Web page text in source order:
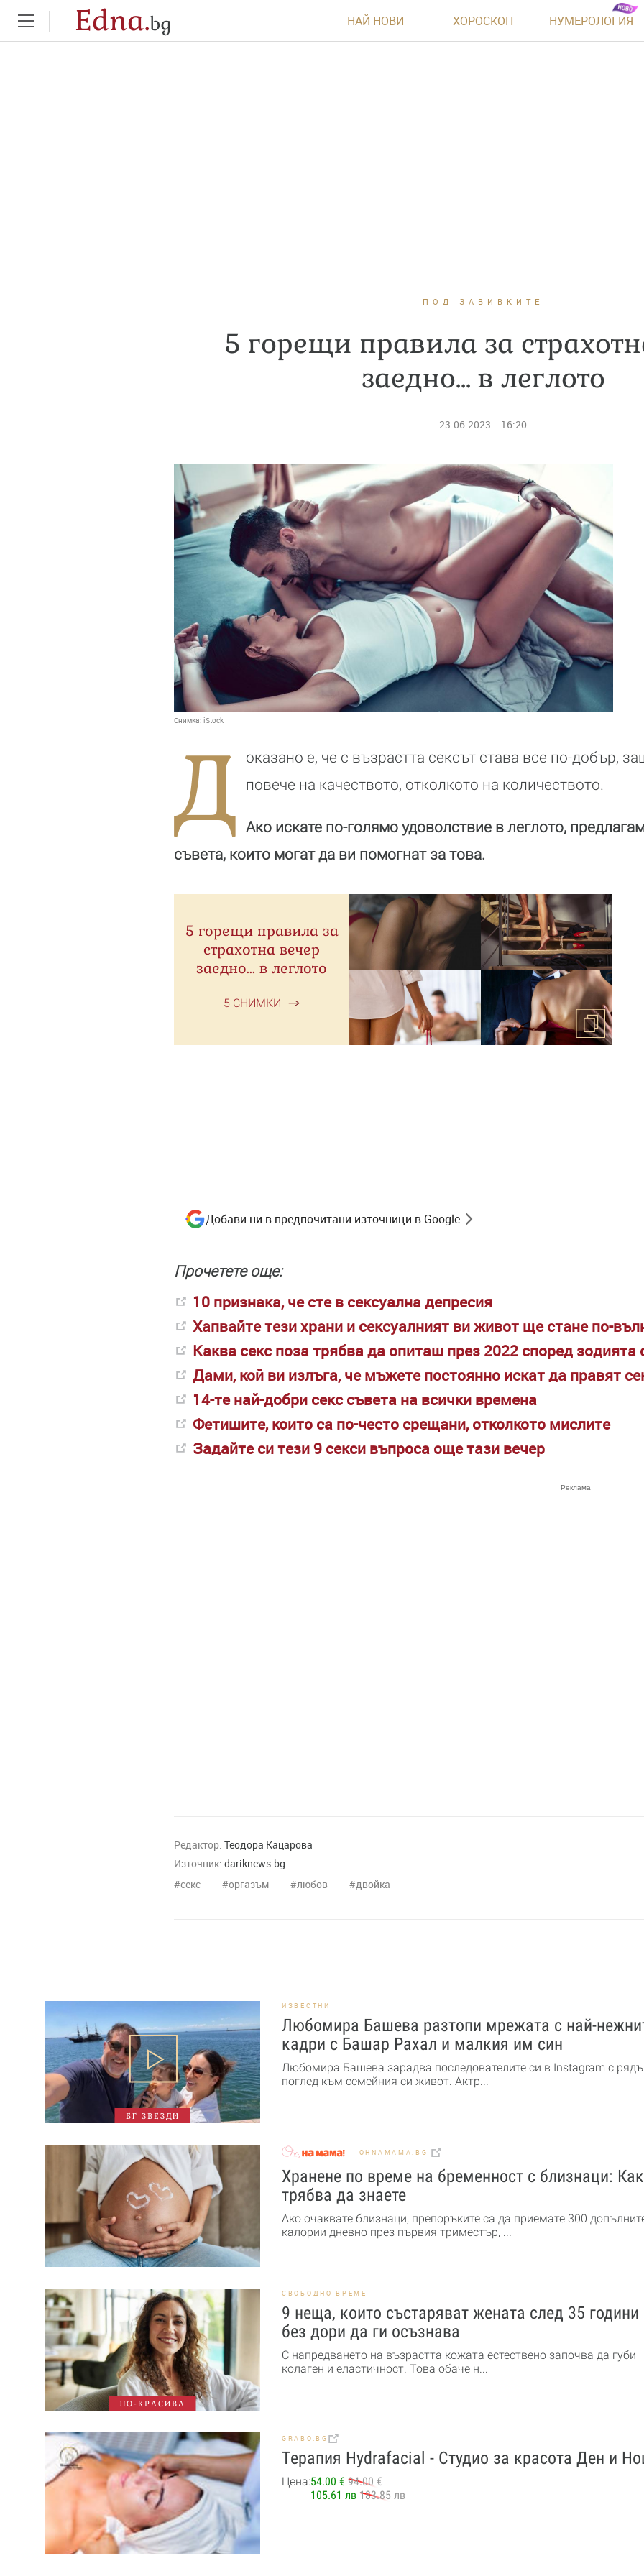
Edna.bg НАЙ-НОВИ ХОРОСКОП НУМЕРОЛОГИЯ
ПОД ЗАВИВКИТЕ
5 горещи правила за
заедно... в леглото
23.06.2023 16:20
Снимка: iStock
Д
оказано е, че с възрастта сексът става все по-добър,
повече на качеството, отколкото на количеството.
Ако искате по-голямо удоволствие в леглото,
съвета, които могат да ви помогнат за това.
5 горещи правила за
страхотна вечер
заедно... в леглото
5 СНИМКИ
Добави ни в предпочитани източници в Google
Прочетете още:
10 признака, че сте в сексуална депресия
Хапвайте тези храни и сексуалният ви живот ще стане по-
Каква секс поза трябва да опиташ през 2022 според зодията
Дами, кой ви излъга, че мъжете постоянно искат да правят
14-те най-добри секс съвета на всички времена
Фетишите, които са по-често срещани, отколкото мислите
Задайте си тези 9 секси въпроса още тази вечер
Редактор: Теодора Кацарова
Източник: dariknews.bg
секс
оргазъм любов двойка
БГ ЗВЕЗДИ
ИЗВЕСТНИ
Любомира Башева разтопи мрежата с най-
кадри с Башар Рахал и малкия им син
Любомира Башева зарадва последователите си в Instagram с
поглед към семейния си живот. Актр...
OHNAMAMA.BG
Хранене по време на бременност с близнаци:
трябва да знаете
Ако очаквате близнаци, препоръките са да приемате 300
калории дневно през първия триместър, ...
ПО-КРАСИВА
СВОБОДНО ВРЕМЕ
9 неща, които състаряват жената след 35 години
без дори да ги осъзнава
С напредването на възрастта кожата естествено започва да губи
колаген и еластичност. Това обаче н...
GRABO.BG
Терапия Hydrafacial - Студио за красота Ден и
Цена:54.00 € 94.00 €
105.61 лв 183.85 лв